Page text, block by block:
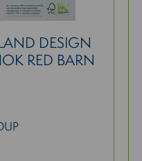
DESIGN
RED BARN